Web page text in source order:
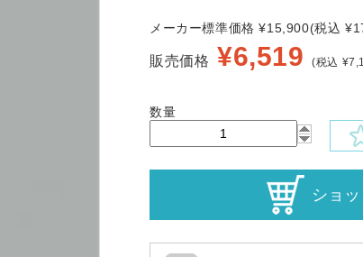
メーカー標準価格 ¥15,900(税込
販売価格 ¥6,519 (税込
数量